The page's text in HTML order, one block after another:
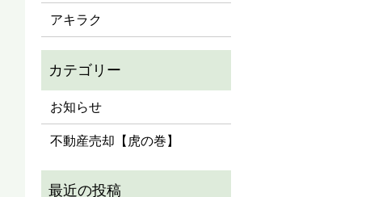
アキラク
お知らせ
不動産売却【虎の巻】